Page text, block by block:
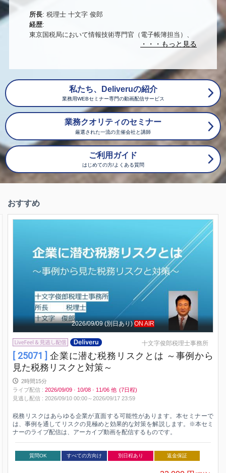
所長: 税理士 十文字 俊郎
経歴:
東京国税局において情報技術専門官（電子帳簿担当）、
電子商取引専門調査チーム、SGATAR（アジア税務長官
一人者として活躍してきました。令和2年10月に千代田
区平河町で十文字俊郎税理士事務所を開業し、開業後は
電子帳簿保存制度、消費税インボイス制度、組織再編税
制などを専門に、専門誌への寄稿、税理士会研修講師、
各種セミナー講師、税務コンサルタントとして幅広く活
動しています。
「改正電子帳簿保存法のすべて」（中央経済社）令和
「電子帳簿保存法～税理士からの疑問質問150選」
ほか多数
私たち、Deliveruの紹介
業務用WEBセミナー専門の動画配信サービス
業務クオリティのセミナー
厳選された一流の主催会社と講師
ご利用ガイド
はじめての方/よくある質問
おすすめ
2026/09/09 (別日あり) ON AIR
十文字俊郎税理士事務所
[ 25071 ] 企業に潜む税務リスクとは ～事例から
見た税務リスクと対策～
2時間15分
ライブ配信 :2026/09/09 · 10/08 · 11/06他 (7日程)
見逃し配信 :2026/09/10 00:00～2026/09/17 23:59
税務リスクはあらゆる企業が直面する可能性があります。本セミナーで
は、事例を通してリスクの見極めと効果的な対策を解説します。※本セミ
ナーのライブ配信は、アーカイブ動画を配信するものです。
質問OK すべての方向け 別日程あり 返金保証